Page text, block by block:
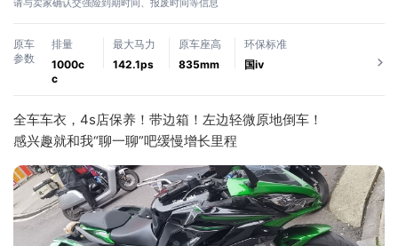
请与卖家确认交强险到期时间、报废时间等信息
原车
参数
排量
1000c
c
最大马力
142.1ps
原车座高
835mm
环保标准
国ⅳ
全车车衣，4s店保养！带边箱！左边轻微原地倒车！
感兴趣就和我“聊一聊”吧缓慢增长里程